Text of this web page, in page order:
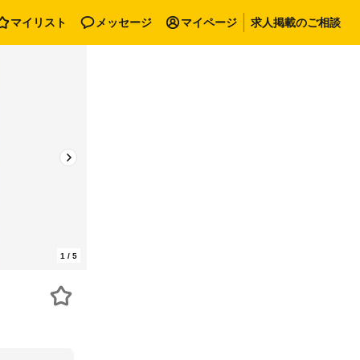
マイリスト メッセージ マイページ 求人掲載のご相談
1 / 5